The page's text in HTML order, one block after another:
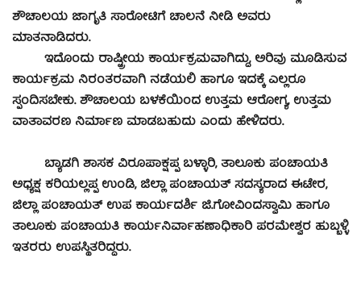
ಶೌಚಾಲಯ ಜಾಗೃತಿ ಸಾರೋಟಿಗೆ ಚಾಲನೆ ನೀಡಿ ಅವರು
ಮಾತನಾಡಿದರು.
ಇದೊಂದು ರಾಷ್ಟ್ರೀಯ ಕಾರ್ಯಕ್ರಮವಾಗಿದ್ದು, ಅರಿವು ಮೂಡಿಸುವ
ಕಾರ್ಯಕ್ರಮ ನಿರಂತರವಾಗಿ ನಡೆಯಲಿ ಹಾಗೂ ಇದಕ್ಕೆ ಎಲ್ಲರೂ
ಸ್ಪಂದಿಸಬೇಕು. ಶೌಚಾಲಯ ಬಳಕೆಯಿಂದ ಉತ್ತಮ ಆರೋಗ್ಯ, ಉತ್ತಮ
ವಾತಾವರಣ ನಿರ್ಮಾಣ ಮಾಡಬಹುದು ಎಂದು ಹೇಳಿದರು.
ಬ್ಯಾಡಗಿ ಶಾಸಕ ವಿರೂಪಾಕ್ಷಪ್ಪ ಬಳ್ಳಾರಿ, ತಾಲೂಕು ಪಂಚಾಯತಿ
ಅಧ್ಯಕ್ಷ ಕರಿಯಲ್ಲಪ್ಪ ಉಂಡಿ, ಜಿಲ್ಲಾ ಪಂಚಾಯತ್ ಸದಸ್ಯರಾದ ಈಟೇರ,
ಜಿಲ್ಲಾ ಪಂಚಾಯತ್ ಉಪ ಕಾರ್ಯದರ್ಶಿ ಜಿ.ಗೋವಿಂದಸ್ವಾಮಿ ಹಾಗೂ
ತಾಲೂಕು ಪಂಚಾಯತಿ ಕಾರ್ಯನಿರ್ವಾಹಣಾಧಿಕಾರಿ ಪರಮೇಶ್ವರ ಹುಬ್ಬಳ್ಳಿ
ಇತರರು ಉಪಸ್ಥಿತರಿದ್ದರು.